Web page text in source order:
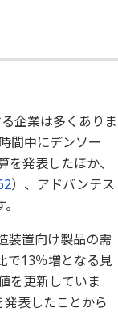
企業は多くありま
間中にデンソー
を発表したほか、
）、アドバンテス
装置向け製品の需
で13％増となる見
を更新していま
表したことから